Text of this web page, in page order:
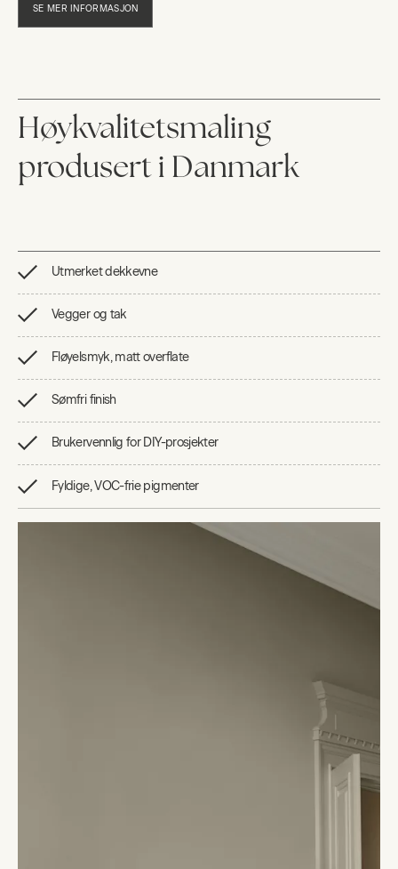
SE MER INFORMASJON
Høykvalitetsmaling
produsert i Danmark
Utmerket dekkevne
Vegger og tak
Fløyelsmyk, matt overflate
Sømfri finish
Brukervennlig for DIY-prosjekter
Fyldige, VOC-frie pigmenter